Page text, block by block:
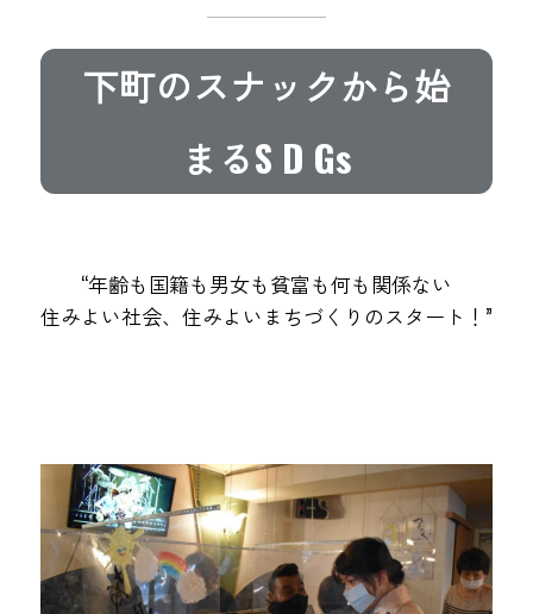
下町のスナックから始
まるS D Gs
“年齢も国籍も男女も貧富も何も関係ない
住みよい社会、住みよいまちづくりのスタート！”